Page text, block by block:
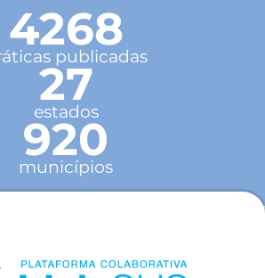
4268
publicadas
27
estados
920
municípios